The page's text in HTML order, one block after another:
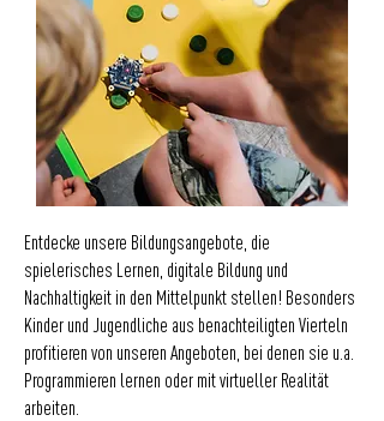
Entdecke unsere Bildungsangebote, die
spielerisches Lernen, digitale Bildung und
Nachhaltigkeit in den Mittelpunkt stellen! Besonders
Kinder und Jugendliche aus benachteiligten Vierteln
profitieren von unseren Angeboten, bei denen sie u.a.
Programmieren lernen oder mit virtueller Realität
arbeiten.